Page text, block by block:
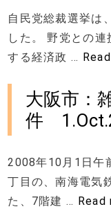
自民党総裁選挙は
した。 野党との
する経済政 …
大阪市：
件
2008年10月1日午
丁目の、南海電気
た、7階建 … Read